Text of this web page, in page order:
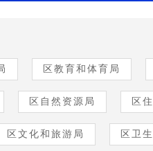
区教育和体育局
区自然资源局 区
区文化和旅游局 区卫